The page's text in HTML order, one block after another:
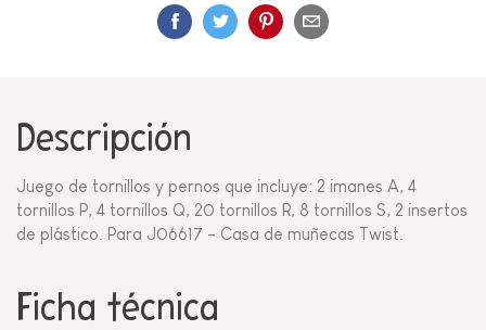
Descripción
Juego de tornillos y pernos que incluye: 2 imanes A, 4
tornillos P, 4 tornillos Q, 20 tornillos R, 8 tornillos S, 2 insertos
de plástico. Para J06617 - Casa de muñecas Twist.
Ficha técnica